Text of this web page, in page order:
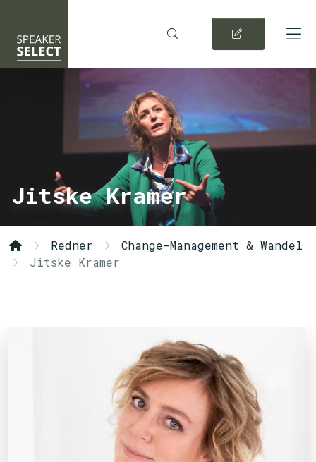
Jitske Kramer
Redner
Change-Management & Wandel
Jitske Kramer